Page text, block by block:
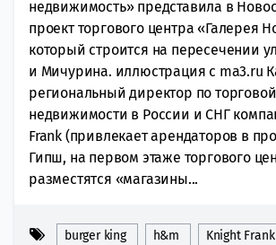
недвижимость» представила в
проект торгового центра «Галерея
который строится на пересечении
и Мичурина. иллюстрация с ma3.ru
региональный директор по торговой
недвижимости в России и СНГ
Frank (привлекает арендаторов в
Гипш, на первом этаже торгового
разместятся «магазины...
burger king h&m Knight Frank